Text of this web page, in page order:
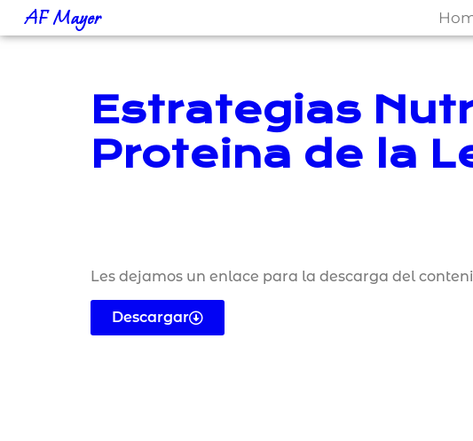
AF Mayer
Estrategias
Proteina de la
Les dejamos un enlace para la descarga del
Descargar